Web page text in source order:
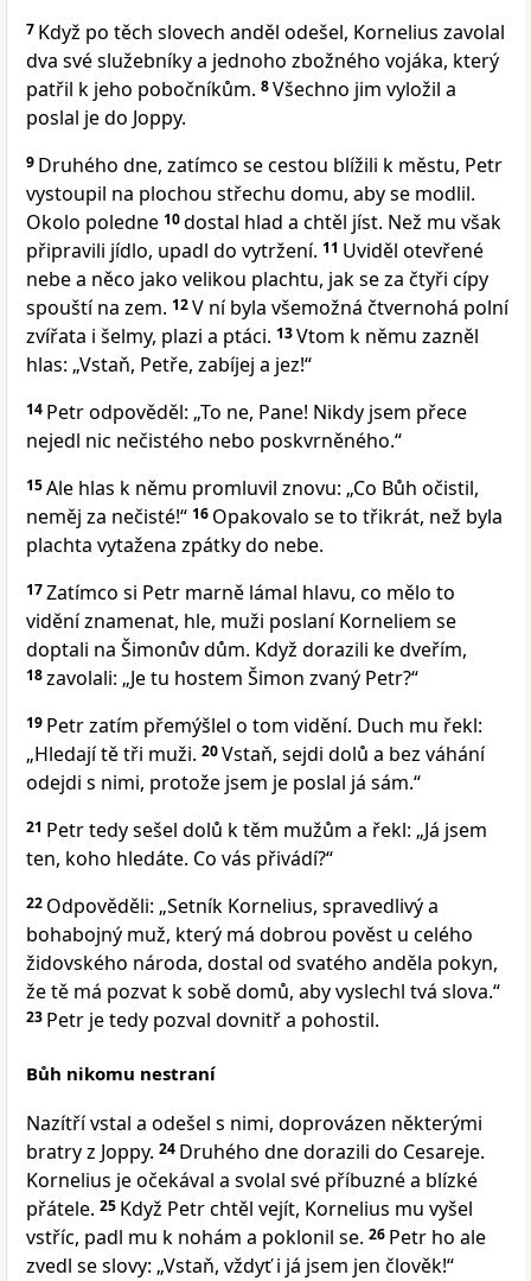
7 Když po těch slovech anděl odešel, Kornelius zavolal
dva své služebníky a jednoho zbožného vojáka, který
patřil k jeho pobočníkům. 8Všechno jim vyložil a
poslal je do Joppy.
9 Druhého dne, zatímco se cestou blížili k městu, Petr
vystoupil na plochou střechu domu, aby se modlil.
Okolo poledne 10dostal hlad a chtěl jíst. Než mu však
připravili jídlo, upadl do vytržení. 11 Uviděl otevřené
nebe a něco jako velikou plachtu, jak se za čtyři cípy
spouští na zem. 12V ní byla všemožná čtvernohá polní
zvířata i šelmy, plazi a ptáci. 13Vtom k němu zazněl
hlas: „Vstaň, Petře, zabíjej a jez!“
14 Petr odpověděl: „To ne, Pane! Nikdy jsem přece
nejedl nic nečistého nebo poskvrněného.“
15Ale hlas k němu promluvil znovu: „Co Bůh očistil,
neměj za nečisté!“ 16 Opakovalo se to třikrát, než byla
plachta vytažena zpátky do nebe.
17Zatímco si Petr marně lámal hlavu, co mělo to
vidění znamenat, hle, muži poslaní Korneliem se
doptali na Šimonův dům. Když dorazili ke dveřím,
18zavolali: „Je tu hostem Šimon zvaný Petr?“
19 Petr zatím přemýšlel o tom vidění. Duch mu řekl:
„Hledají tě tři muži. 20Vstaň, sejdi dolů a bez váhání
odejdi s nimi, protože jsem je poslal já sám.“
21 Petr tedy sešel dolů k těm mužům a řekl: „Já jsem
ten, koho hledáte. Co vás přivádí?“
22 Odpověděli: „Setník Kornelius, spravedlivý a
bohabojný muž, který má dobrou pověst u celého
židovského národa, dostal od svatého anděla pokyn,
že tě má pozvat k sobě domů, aby vyslechl tvá slova.“
23 Petr je tedy pozval dovnitř a pohostil.
Bůh nikomu nestraní
Nazítří vstal a odešel s nimi, doprovázen některými
bratry z Joppy. 24 Druhého dne dorazili do Cesareje.
Kornelius je očekával a svolal své příbuzné a blízké
přátele. 25 Když Petr chtěl vejít, Kornelius mu vyšel
vstříc, padl mu k nohám a poklonil se. 26 Petr ho ale
zvedl se slovy: „Vstaň, vždyť i já jsem jen člověk!“